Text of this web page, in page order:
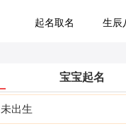
起名取名 生辰
宝宝起名
未出生